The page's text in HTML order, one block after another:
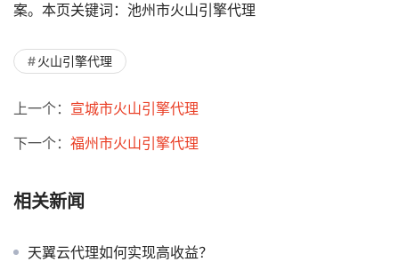
案。本页关键词：池州市火山引擎代理
火山引擎代理
上一个： 宣城市火山引擎代理
下一个： 福州市火山引擎代理
相关新闻
天翼云代理如何实现高收益？